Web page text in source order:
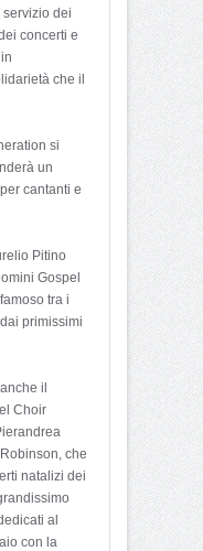
servizio dei
concerti e
che il
si
un
cantanti e
Pitino
Gospel
tra i
primissimi
il
Choir
che
natalizi dei
al
con la